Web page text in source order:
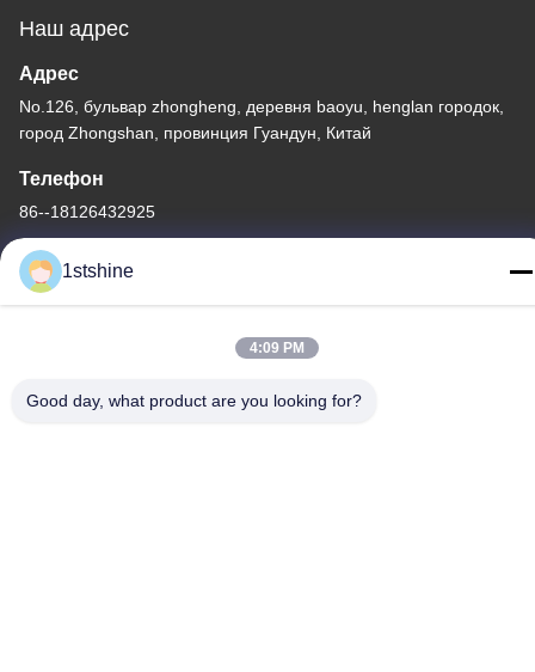
Наш адрес
Адрес
No.126, бульвар zhongheng, деревня baoyu, henglan городок,
город Zhongshan, провинция Гуандун, Китай
Телефон
86--18126432925
Политика уединения| Карта сайта
Качество Китая хорошее Удаленный потолочный вентилятор
1stshine
4:09 PM
Good day, what product are you looking for?